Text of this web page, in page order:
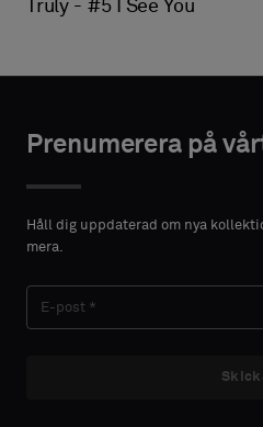
Truly - #5 I See You
Prenumerera på
Håll dig uppdaterad om nya
mera.